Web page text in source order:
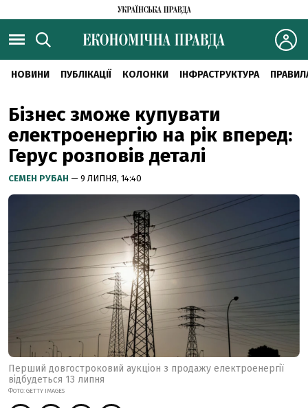
НОВИНИ ПУБЛІКАЦІЇ КОЛОНКИ ІНФРАСТРУКТУРА
Бізнес зможе купувати
електроенергію на рік вперед:
Герус розповів деталі
СЕМЕН РУБАН — 9 ЛИПНЯ, 14:40
Перший довгостроковий аукціон з продажу електроенергії
відбудеться 13 липня
ФОТО: GETTY IMAGES